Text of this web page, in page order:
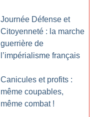
Journée Défense et
Citoyenneté : la marche
guerrière de
l’impérialisme français
Canicules et profits :
même coupables,
même combat !